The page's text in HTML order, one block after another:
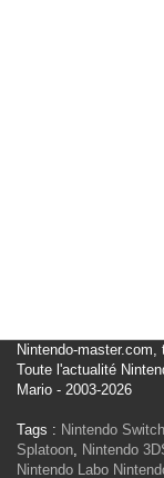
Nintendo-
Toute l'actualité
Mario - 2003-2026
Tags : Nintendo Switch
Splatoon, Nintendo
Nintendo Labo